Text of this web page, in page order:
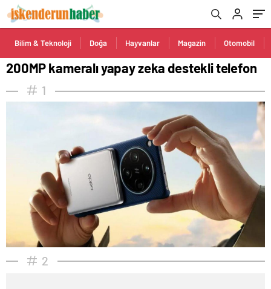
Bilim & Teknoloji Doğa Hayvanlar Magazin Otomobil
200MP kameralı yapay zeka destekli telefon
1
2